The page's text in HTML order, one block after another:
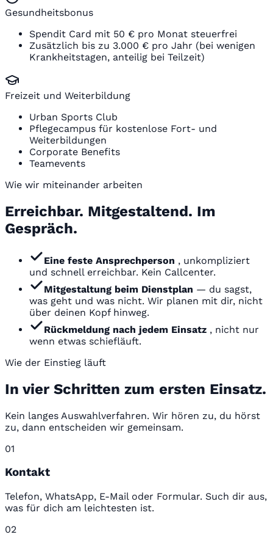
Gesundheitsbonus
Spendit Card mit 50 € pro Monat steuerfrei
Zusätzlich bis zu 3.000 € pro Jahr (bei wenigen
Krankheitstagen, anteilig bei Teilzeit)
Freizeit und Weiterbildung
Urban Sports Club
Pflegecampus für kostenlose Fort- und
Weiterbildungen
Corporate Benefits
Teamevents
Wie wir miteinander arbeiten
Erreichbar. Mitgestaltend. Im
Gespräch.
Eine feste Ansprechperson , unkompliziert
und schnell erreichbar. Kein Callcenter.
Mitgestaltung beim Dienstplan — du sagst,
was geht und was nicht. Wir planen mit dir, nicht
über deinen Kopf hinweg.
Rückmeldung nach jedem Einsatz , nicht nur
wenn etwas schiefläuft.
Wie der Einstieg läuft
In vier Schritten zum ersten Einsatz.
Kein langes Auswahlverfahren. Wir hören zu, du hörst
zu, dann entscheiden wir gemeinsam.
01
Kontakt
Telefon, WhatsApp, E-Mail oder Formular. Such dir aus,
was für dich am leichtesten ist.
02